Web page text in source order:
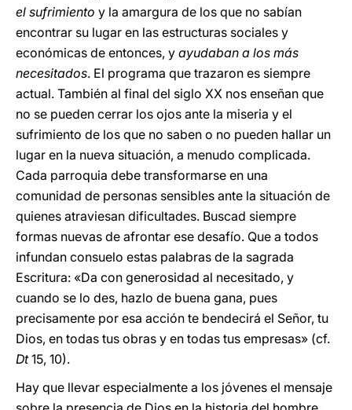
el sufrimiento y la amargura de los que no sabían
encontrar su lugar en las estructuras sociales y
económicas de entonces, y ayudaban a los más
necesitados. El programa que trazaron es siempre
actual. También al final del siglo XX nos enseñan que
no se pueden cerrar los ojos ante la miseria y el
sufrimiento de los que no saben o no pueden hallar un
lugar en la nueva situación, a menudo complicada.
Cada parroquia debe transformarse en una
comunidad de personas sensibles ante la situación de
quienes atraviesan dificultades. Buscad siempre
formas nuevas de afrontar ese desafío. Que a todos
infundan consuelo estas palabras de la sagrada
Escritura: «Da con generosidad al necesitado, y
cuando se lo des, hazlo de buena gana, pues
precisamente por esa acción te bendecirá el Señor, tu
Dios, en todas tus obras y en todas tus empresas» (cf.
Dt15, 10).
Hay que llevar especialmente a los jóvenes el mensaje